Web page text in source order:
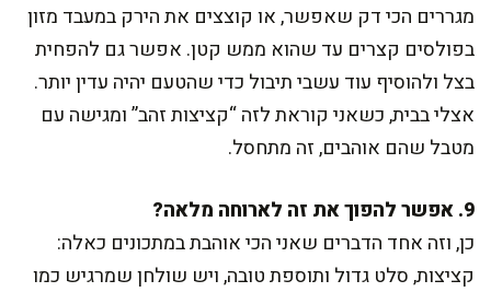
מגררים הכי דק שאפשר, או קוצצים את הירק במעבד מזון
בפולסים קצרים עד שהוא ממש קטן. אפשר גם להפחית
בצל ולהוסיף עוד עשבי תיבול כדי שהטעם יהיה עדין יותר.
אצלי בבית, כשאני קוראת לזה “קציצות זהב” ומגישה עם
מטבל שהם אוהבים, זה מתחסל.
9. אפשר להפוך את זה לארוחה מלאה?
כן, וזה אחד הדברים שאני הכי אוהבת במתכונים כאלה:
קציצות, סלט גדול ותוספת טובה, ויש שולחן שמרגיש כמו